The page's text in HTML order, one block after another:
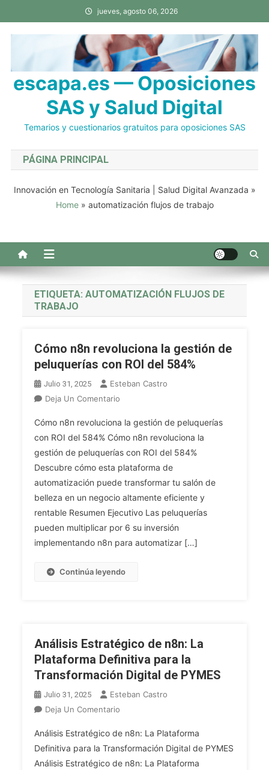
al
contenido
jueves, agosto 06, 2026
escapa.es — Oposiciones
SAS y Salud Digital
Temarios y cuestionarios gratuitos para oposiciones SAS
PÁGINA PRINCIPAL
Innovación en Tecnología Sanitaria | Salud Digital Avanzada »
Home » automatización flujos de trabajo
ETIQUETA:AUTOMATIZACIÓN FLUJOS DE
TRABAJO
Cómo n8n revoluciona la gestión de
peluquerías con ROI del 584%
Julio 31, 2025
Esteban Castro
Deja Un Comentario
N8n
Revoluciona
La
Gestión
De
Peluquerías
Con
ROI
Cómo n8n revoluciona la gestión de peluquerías
con ROI del 584% Cómo n8n revoluciona la
gestión de peluquerías con ROI del 584%
Descubre cómo esta plataforma de
automatización puede transformar tu salón de
belleza en un negocio altamente eficiente y
rentable Resumen Ejecutivo Las peluquerías
pueden multiplicar por 6 su inversión
implementando n8n para automatizar […]
Continúa leyendo
Análisis Estratégico de n8n: La
Plataforma Definitiva para la
Transformación Digital de PYMES
Julio 31, 2025
Esteban Castro
Deja Un Comentario
Estratégico
De
N8n:
Análisis Estratégico de n8n: La Plataforma
Definitiva para la Transformación Digital de PYMES
Análisis Estratégico de n8n: La Plataforma